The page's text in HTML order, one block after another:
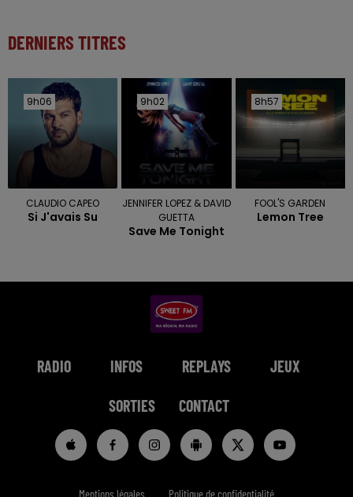
DERNIERS TITRES
9h06
9h06
CLAUDIO CAPEO
Si J'avais Su
9h02
9h02
JENNIFER LOPEZ & DAVID
GUETTA
Save Me Tonight
8h57
8h57
FOOL'S GARDEN
Lemon Tree
RADIO INFOS REPLAYS JEUX
SORTIES CONTACT
Mentions légales Politique de confidentialité